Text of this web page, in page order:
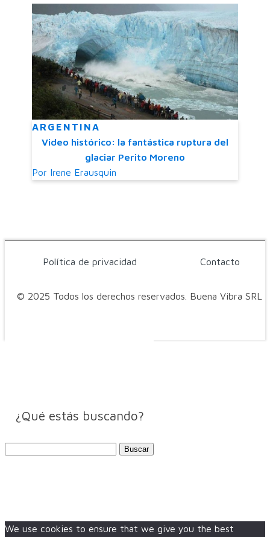
ARGENTINA
Video histórico: la fantástica ruptura del
glaciar Perito Moreno
Por Irene Erausquin
© 2025 Todos los derechos reservados. Buena Vibra SRL
Política de privacidad Contacto
¿Qué estás buscando?
We use cookies to ensure that we give you the best